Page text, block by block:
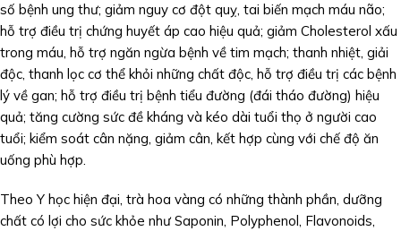
số bệnh ung thư; giảm nguy cơ đột quỵ, tai biến mạch máu não;
hỗ trợ điều trị chứng huyết áp cao hiệu quả; giảm Cholesterol xấu
trong máu, hỗ trợ ngăn ngừa bệnh về tim mạch; thanh nhiệt, giải
độc, thanh lọc cơ thể khỏi những chất độc, hỗ trợ điều trị các bệnh
lý về gan; hỗ trợ điều trị bệnh tiểu đường (đái tháo đường) hiệu
quả; tăng cường sức đề kháng và kéo dài tuổi thọ ở người cao
tuổi; kiểm soát cân nặng, giảm cân, kết hợp cùng với chế độ ăn
uống phù hợp.
Theo Y học hiện đại, trà hoa vàng có những thành phần, dưỡng
chất có lợi cho sức khỏe như Saponin, Polyphenol, Flavonoids,